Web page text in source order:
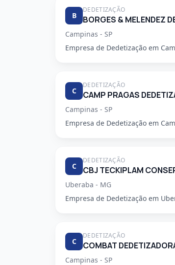
B
DEDETIZAÇÃO
Campinas - SP
Empresa de Dedetização em
C
DEDETIZAÇÃO
Campinas - SP
Empresa de Dedetização em
C
DEDETIZAÇÃO
Uberaba - MG
Empresa de Dedetização em
C
DEDETIZAÇÃO
Campinas - SP